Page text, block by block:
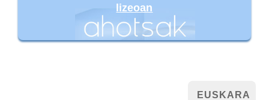
lizeoan
EUSKARA